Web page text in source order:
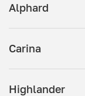
Alphard
Carina
Highlander